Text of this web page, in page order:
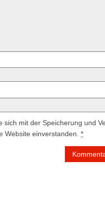
mit der Speicherung und
Website einverstanden. *